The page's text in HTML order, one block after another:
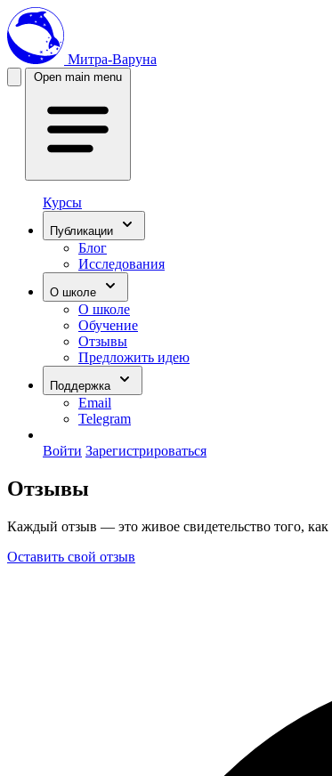
Митра-Варуна
Open main menu
Курсы
Публикации
Блог
Исследования
О школе
О школе
Обучение
Отзывы
Предложить идею
Поддержка
Email
Telegram
Войти Зарегистрироваться
Отзывы
Каждый отзыв — это живое свидетельство того,
Оставить свой отзыв